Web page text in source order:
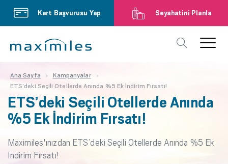
Kart Başvurusu Yap Seyahatini Planla
Ana Sayfa
Kampanyalar
ETS’deki Seçili Otellerde Anında %5 Ek İndirim Fırsatı!
ETS’deki Seçili Otellerde Anında
%5 Ek İndirim Fırsatı!
Maximiles'ınızdan ETS’deki Seçili Otellerde Anında %5 Ek
İndirim Fırsatı!